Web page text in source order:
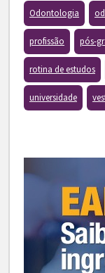
Odontologia
profissão pós-
rotina de estudos
universidade